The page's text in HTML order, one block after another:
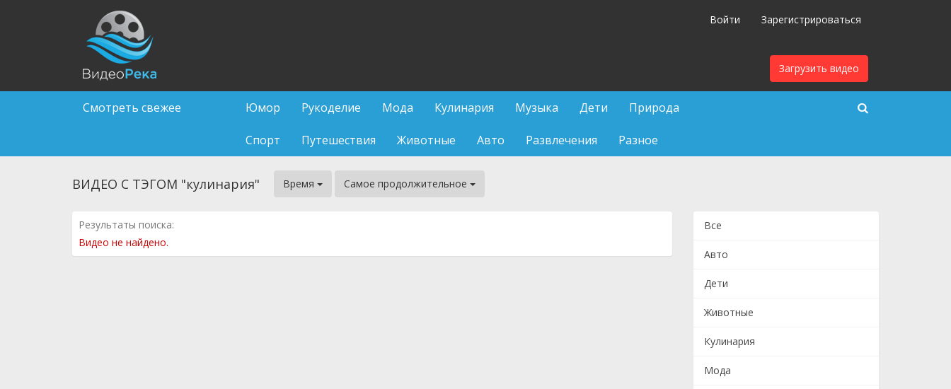
Войти Зарегистрироваться
Загрузить видео
Смотреть свежее Юмор Рукоделие Мода Кулинария Музыка Дети Природа
Спорт Путешествия Животные Авто Развлечения Разное
ВИДЕО С ТЭГОМ "кулинария" Время Самое продолжительное
Результаты поиска:
Видео не найдено.
Все
Авто
Дети
Животные
Кулинария
Мода